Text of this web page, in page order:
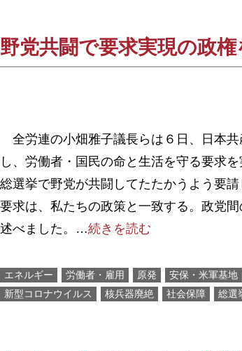
野党共闘で要求実現の政
全労連の小畑雅子議長らは６日、日本
し、労働者・国民の命と生活を守る要求
総選挙で野党が共闘してたたかうよう要
要求は、私たちの政策と一致する。政党
述べました。…続きを読む
エネルギー 労働者・雇用 原発 安保・米軍基地
新型コロナウイルス
核兵器廃絶 社会保障 総選